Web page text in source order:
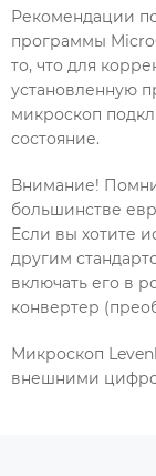
Рекомендации
программы
то, что для
установленную
микроскоп
состояние.
Внимание!
большинстве
Если вы хотите
другим
включать его в
конвертер
Микроскоп
внешними